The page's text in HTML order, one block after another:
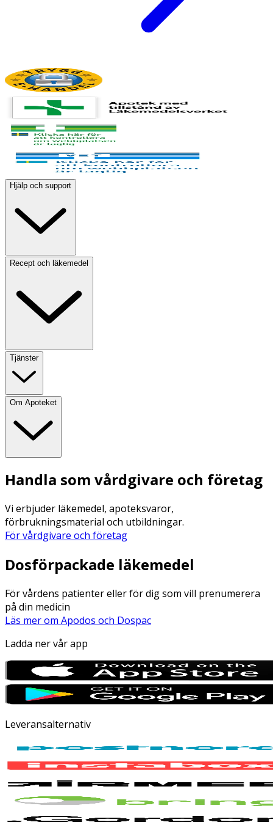
Hjälp och support
Recept och läkemedel
Tjänster
Om Apoteket
Handla som vårdgivare och företag
Vi erbjuder läkemedel, apoteksvaror,
förbrukningsmaterial och utbildningar.
För vårdgivare och företag
Dosförpackade läkemedel
För vårdens patienter eller för dig som vill prenumerera
på din medicin
Läs mer om Apodos och Dospac
Ladda ner vår app
Leveransalternativ